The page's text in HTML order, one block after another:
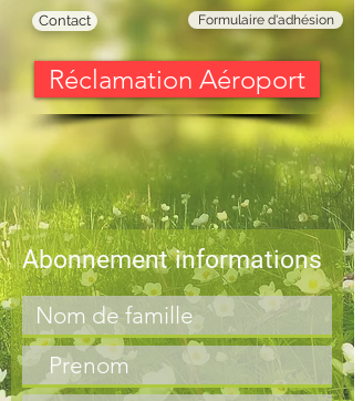
Abonnement informations
Contact Formulaire d'adhésion
Réclamation Aéroport